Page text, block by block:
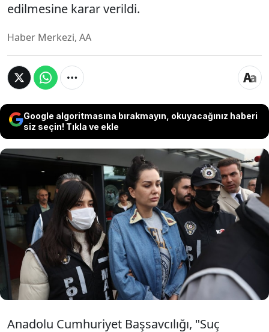
edilmesine karar verildi.
Haber Merkezi, AA
Google algoritmasına bırakmayın, okuyacağınız haberi
siz seçin! Tıkla ve ekle
Kendini kesici aletle yaraladığı öne
sürülen Dilan Polat'ın Adli Tıp
Kurumu'na sevk edilmesine karar
verildi.
Anadolu Cumhuriyet Başsavcılığı, "Suç